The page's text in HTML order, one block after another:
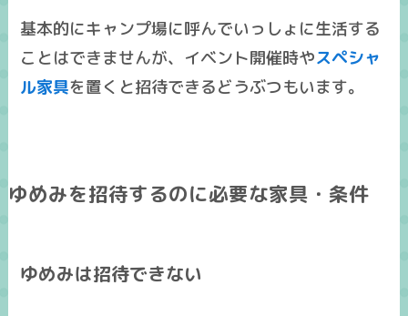
基本的にキャンプ場に呼んでいっしょに生活する
ことはできませんが、イベント開催時やスペシャ
ル家具を置くと招待できるどうぶつもいます。
ゆめみを招待するのに必要な家具・条件
ゆめみは招待できない